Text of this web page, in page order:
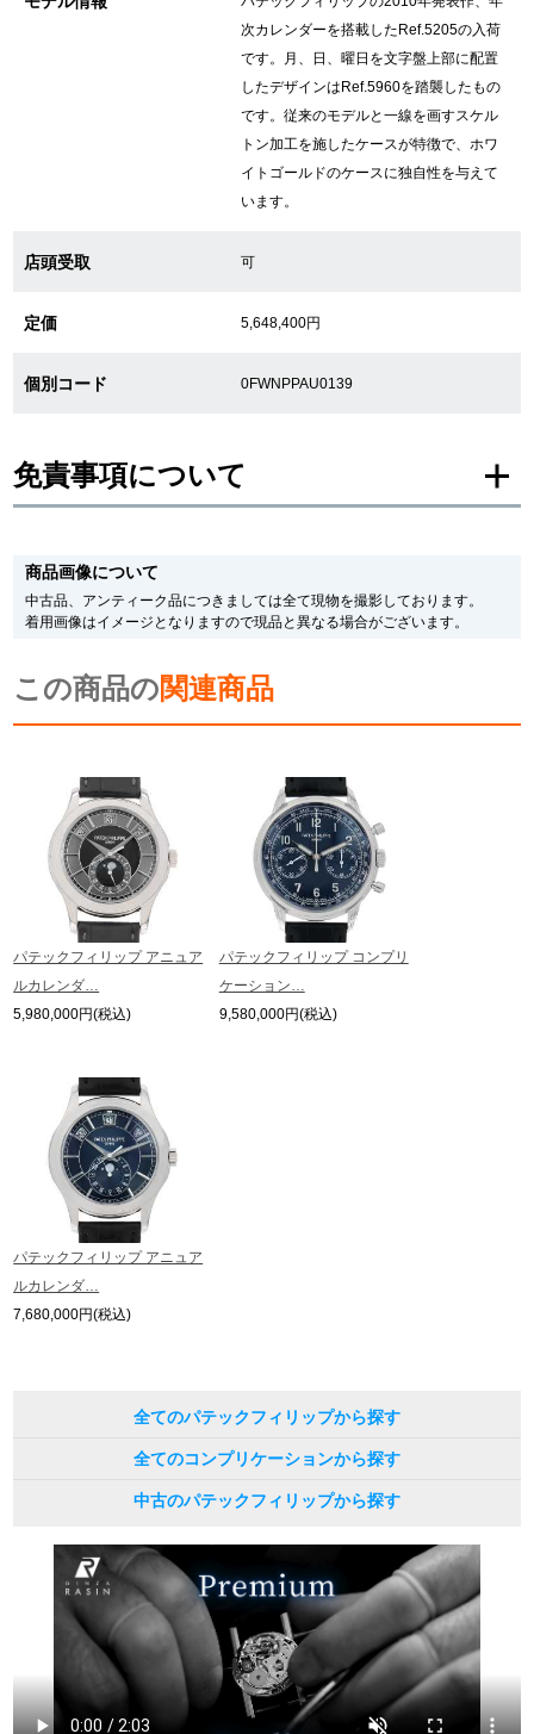
한국어
商品画像について
中古品、アンティーク品につきましては全て現物を撮影しております。
着用画像はイメージとなりますので現品と異なる場合がございます。
この商品の関連商品
パテックフィリップ アニュア
ルカレンダ…
5,980,000円(税込)
パテックフィリップ アニュア
ルカレンダ…
7,680,000円(税込)
パテックフィリップ コンプリ
ケーション…
9,580,000円(税込)
全てのパテックフィリップから探す
全てのコンプリケーションから探す
中古のパテックフィリップから探す
次カレンダーを搭載したRef.5205の入荷
です。月、日、曜日を文字盤上部に配置
したデザインはRef.5960を踏襲したもの
です。従来のモデルと一線を画すスケル
トン加工を施したケースが特徴で、ホワ
イトゴールドのケースに独自性を与えて
います。
店頭受取 可
定価 5,648,400円
個別コード 0FWNPPAU0139
免責事項について
メーカー保護シールの有無に個体差がございますのでご了承下さいませ。
また、メーカーにてマイナーチェンジがなされる場合がございますが、在庫品
の仕様で販売させていただきますので予めご了承の程お願いいたします。
尚、中古品、アンティーク品につきましては現品を撮影しております。
ます。
の掲載を控えております。
※当店では店頭販売も行っております為、サイトでのご注文と店頭処理との時
間差で在庫切れになる場合がございます。
予めご了承くださいませ。
また、ご来店にてご購入を希望される場合にも、事前に在庫の確認をお電話か
メールにてお問い合わせいただけますようお願いいたします。
※アンティーク品やユーズド品の場合、外装および内部機械に代替部品を使用
している場合がございます。
※表示の定価は、入荷時の価格となっております。
現在の定価と異なる場合がございますのでご了承くださいませ。